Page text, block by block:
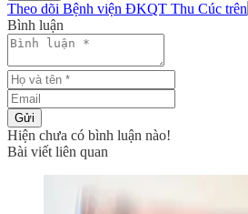
Theo dõi Bệnh viện ĐKQT Thu Cúc trên
Bình luận
Gửi
Hiện chưa có bình luận nào!
Bài viết liên quan